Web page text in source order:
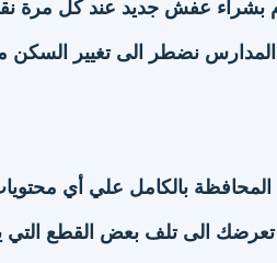
بشراء عفش جديد عند كل مرة
نضطر الى تغيير السكن
بالكامل علي أي
تعرضك الى تلف بعض القطع